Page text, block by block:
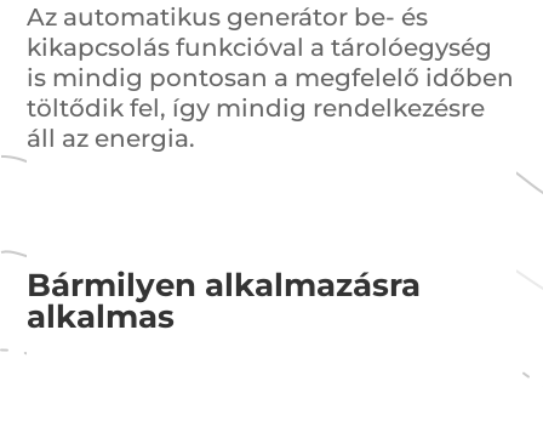
Az automatikus generátor be- és
kikapcsolás funkcióval a tárolóegység
is mindig pontosan a megfelelő időben
töltődik fel, így mindig rendelkezésre
áll az energia.
Bármilyen alkalmazásra
alkalmas